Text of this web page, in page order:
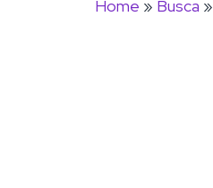
Home » Busca